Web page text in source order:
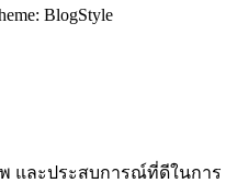
BlogStyle
และประสบการณ์ที่ดีในการ